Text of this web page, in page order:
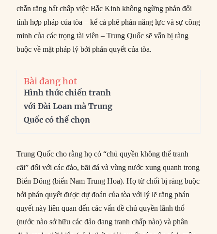
chắn rằng bất chấp việc Bắc Kinh không ngừng phản đối
tính hợp pháp của tòa – kể cả phê phán năng lực và sự công
minh của các trọng tài viên – Trung Quốc sẽ vẫn bị ràng
buộc về mặt pháp lý bởi phán quyết của tòa.
Bài đang hot
Hình thức chiến tranh
với Đài Loan mà Trung
Quốc có thể chọn
Trung Quốc cho rằng họ có “chủ quyền không thể tranh
cãi” đối với các đảo, bãi đá và vùng nước xung quanh trong
Biển Đông (biển Nam Trung Hoa). Họ từ chối bị ràng buộc
bởi phán quyết được dự đoán của tòa với lý lẽ rằng phán
quyết này liên quan đến các vấn đề chủ quyền lãnh thổ
(nước nào sở hữu các đảo đang tranh chấp nào) và phân